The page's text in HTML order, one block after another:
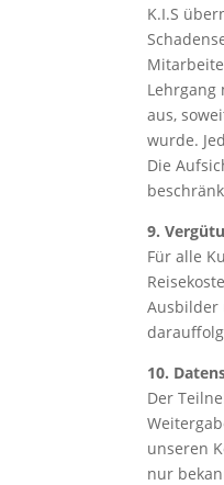
K.I.S
Lehrgang
aus,
wurde.
Die
9.
Für alle
Ausbilder
10.
Der
unseren
nur